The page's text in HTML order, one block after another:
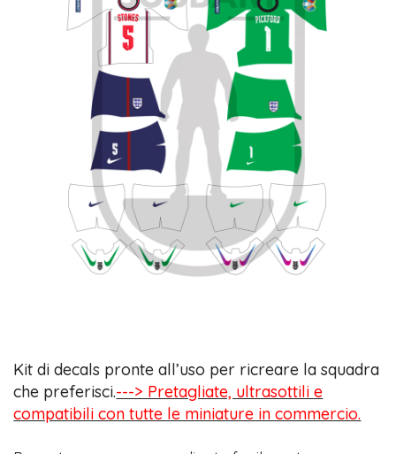
Kit di decals pronte all’uso per ricreare la squadra
che preferisci.---> Pretagliate, ultrasottili e
compatibili con tutte le miniature in commercio.